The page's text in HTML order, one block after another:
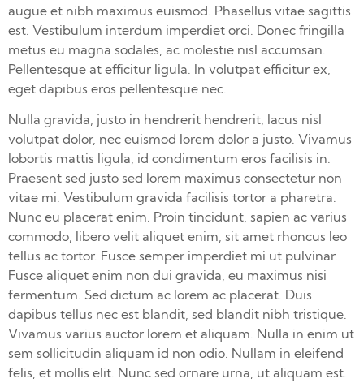
augue et nibh maximus euismod. Phasellus vitae sagittis
est. Vestibulum interdum imperdiet orci. Donec fringilla
metus eu magna sodales, ac molestie nisl accumsan.
Pellentesque at efficitur ligula. In volutpat efficitur ex,
eget dapibus eros pellentesque nec.
Nulla gravida, justo in hendrerit hendrerit, lacus nisl
volutpat dolor, nec euismod lorem dolor a justo. Vivamus
lobortis mattis ligula, id condimentum eros facilisis in.
Praesent sed justo sed lorem maximus consectetur non
vitae mi. Vestibulum gravida facilisis tortor a pharetra.
Nunc eu placerat enim. Proin tincidunt, sapien ac varius
commodo, libero velit aliquet enim, sit amet rhoncus leo
tellus ac tortor. Fusce semper imperdiet mi ut pulvinar.
Fusce aliquet enim non dui gravida, eu maximus nisi
fermentum. Sed dictum ac lorem ac placerat. Duis
dapibus tellus nec est blandit, sed blandit nibh tristique.
Vivamus varius auctor lorem et aliquam. Nulla in enim ut
sem sollicitudin aliquam id non odio. Nullam in eleifend
felis, et mollis elit. Nunc sed ornare urna, ut aliquam est.